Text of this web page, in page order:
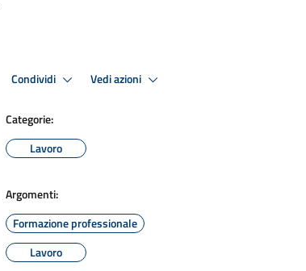
Condividi Vedi azioni
Categorie:
Lavoro
Argomenti:
Formazione professionale
Lavoro